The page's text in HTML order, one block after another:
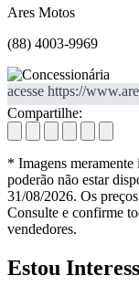
Ares Motos
(88) 4003-9969
acesse https://
Compartilhe:
* Imagens
poderão não estar
31/08/2026. Os
Consulte e confirme
vendedores.
Estou